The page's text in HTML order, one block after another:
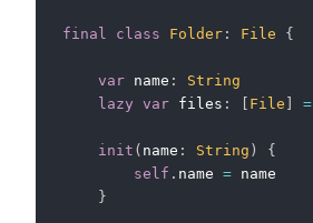
final class Folder : File {
var name :
String
lazy var files : [ File ] =
init ( name : String )
{
self . name = name
}